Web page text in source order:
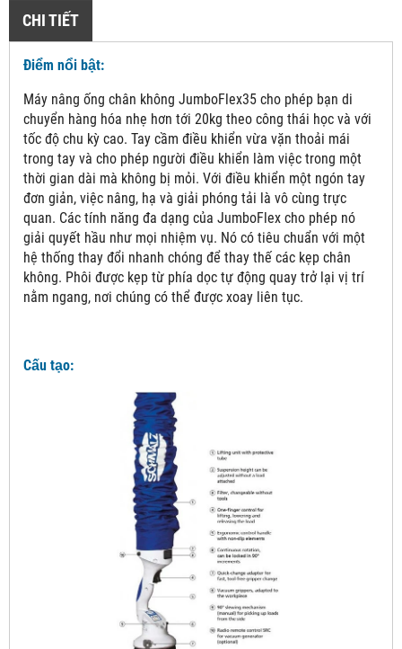
CHI TIẾT
Điểm nổi bật:
Máy nâng ống chân không JumboFlex35 cho phép bạn di
chuyển hàng hóa nhẹ hơn tới 20kg theo công thái học và với
tốc độ chu kỳ cao. Tay cầm điều khiển vừa vặn thoải mái
trong tay và cho phép người điều khiển làm việc trong một
thời gian dài mà không bị mỏi. Với điều khiển một ngón tay
đơn giản, việc nâng, hạ và giải phóng tải là vô cùng trực
quan. Các tính năng đa dạng của JumboFlex cho phép nó
giải quyết hầu như mọi nhiệm vụ. Nó có tiêu chuẩn với một
hệ thống thay đổi nhanh chóng để thay thế các kẹp chân
không. Phôi được kẹp từ phía dọc tự động quay trở lại vị trí
nằm ngang, nơi chúng có thể được xoay liên tục.
Cấu tạo: